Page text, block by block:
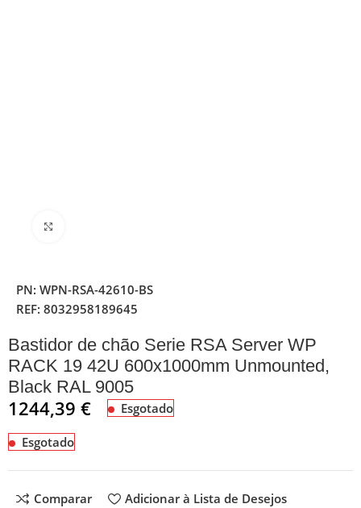
PN:WPN-RSA-42610-BS
REF:8032958189645
Bastidor de chão Serie RSA Server WP
RACK 19 42U 600x1000mm Unmounted,
Black RAL 9005
1244,39€ Esgotado
Esgotado
Comparar Adicionar à Lista de Desejos